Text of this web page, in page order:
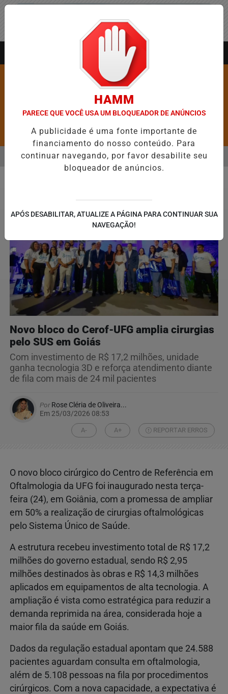
Pesquisar Notícia
5,1 MIL NOVAS VAGAS DO ALUGUEL SOCIAL EM 40 MUNICÍPIOS
MENU
Novo bloco do Cerof-UFG amplia cirurgias
pelo SUS em Goiás
Com investimento de R$ 17,2 milhões, unidade
ganha tecnologia 3D e reforça atendimento diante
de fila com mais de 24 mil pacientes
PorRose Cléria de Oliveira...
Em 25/03/2026 08:53
A- A+ REPORTAR ERROS
O novo bloco cirúrgico do Centro de Referência em
Oftalmologia da UFG foi inaugurado nesta terça-
feira (24), em Goiânia, com a promessa de ampliar
em 50% a realização de cirurgias oftalmológicas
pelo Sistema Único de Saúde.
A estrutura recebeu investimento total de R$ 17,2
milhões do governo estadual, sendo R$ 2,95
milhões destinados às obras e R$ 14,3 milhões
aplicados em equipamentos de alta tecnologia. A
ampliação é vista como estratégica para reduzir a
demanda reprimida na área, considerada hoje a
maior fila da saúde em Goiás.
Dados da regulação estadual apontam que 24.588
pacientes aguardam consulta em oftalmologia,
além de 5.108 pessoas na fila por procedimentos
cirúrgicos. Com a nova capacidade, a expectativa é
HAMM
PARECE QUE VOCÊ USA UM BLOQUEADOR DE ANÚNCIOS
A publicidade é uma fonte importante de
financiamento do nosso conteúdo. Para
continuar navegando, por favor desabilite seu
bloqueador de anúncios.
APÓS DESABILITAR, ATUALIZE A PÁGINA PARA CONTINUAR SUA
NAVEGAÇÃO!